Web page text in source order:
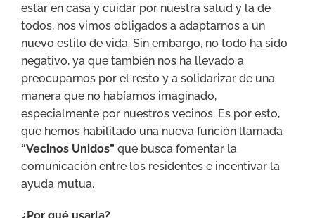
estar en casa y cuidar por nuestra salud y la de
todos, nos vimos obligados a adaptarnos a un
nuevo estilo de vida. Sin embargo, no todo ha sido
negativo, ya que también nos ha llevado a
preocuparnos por el resto y a solidarizar de una
manera que no habíamos imaginado,
especialmente por nuestros vecinos. Es por esto,
que hemos habilitado una nueva función llamada
“Vecinos Unidos” que busca fomentar la
comunicación entre los residentes e incentivar la
ayuda mutua.
¿Por qué usarla?